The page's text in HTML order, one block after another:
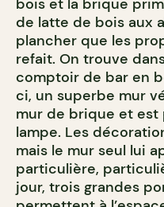
bois et la brique
de latte de bois aux
plancher que les
refait. On trouve
comptoir de bar en
ci, un superbe mur
mur de brique et
lampe. Les
mais le mur seul lui
particulière,
jour, trois grandes